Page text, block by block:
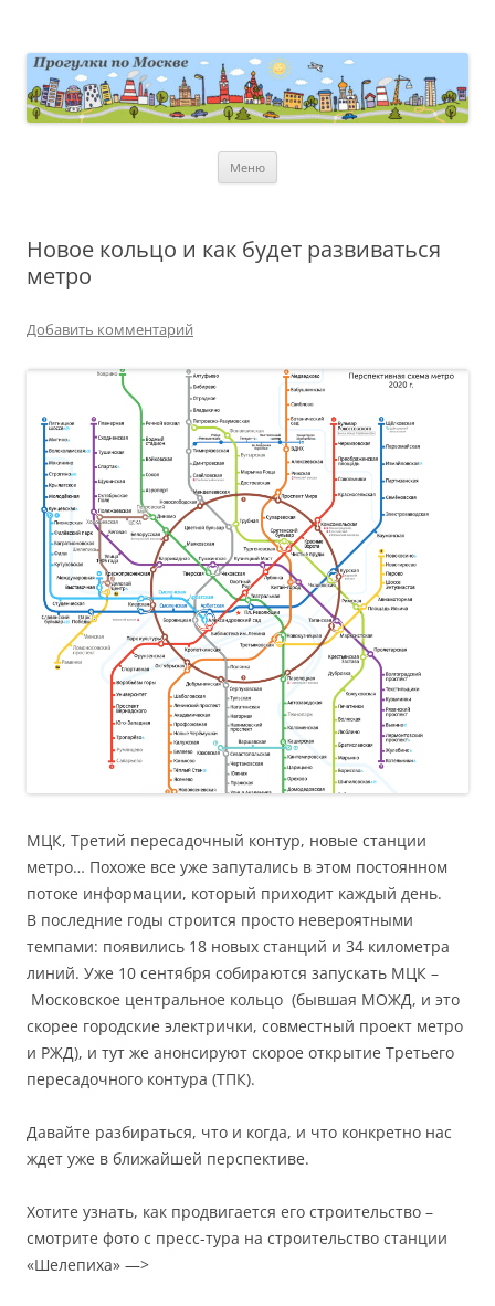
Меню
Новое кольцо и как будет развиваться
метро
Добавить комментарий
МЦК, Третий пересадочный контур, новые станции
метро… Похоже все уже запутались в этом постоянном
потоке информации, который приходит каждый день.
В последние годы строится просто невероятными
темпами: появились 18 новых станций и 34 километра
линий. Уже 10 сентября собираются запускать МЦК –
Московское центральное кольцо (бывшая МОЖД, и это
скорее городские электрички, совместный проект метро
и РЖД), и тут же анонсируют скорое открытие Третьего
пересадочного контура (ТПК).
Давайте разбираться, что и когда, и что конкретно нас
ждет уже в ближайшей перспективе.
Хотите узнать, как продвигается его строительство –
смотрите фото с пресс-тура на строительство станции
«Шелепиха» —>